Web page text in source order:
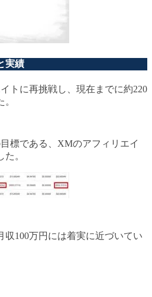
実績
トに再挑戦し、現在までに約220
標である、XMのアフィリエイ
。
収100万円には着実に近づいてい